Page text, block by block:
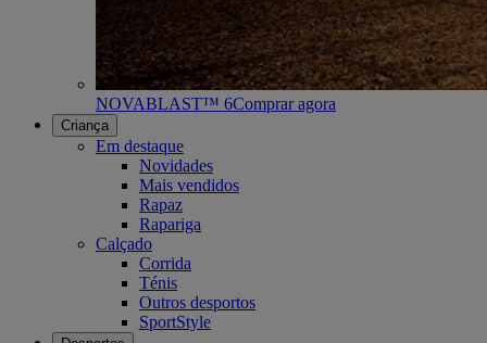
NOVABLAST™ 6Comprar agora
Criança
Em destaque
Novidades
Mais vendidos
Rapaz
Rapariga
Calçado
Corrida
Ténis
Outros desportos
SportStyle